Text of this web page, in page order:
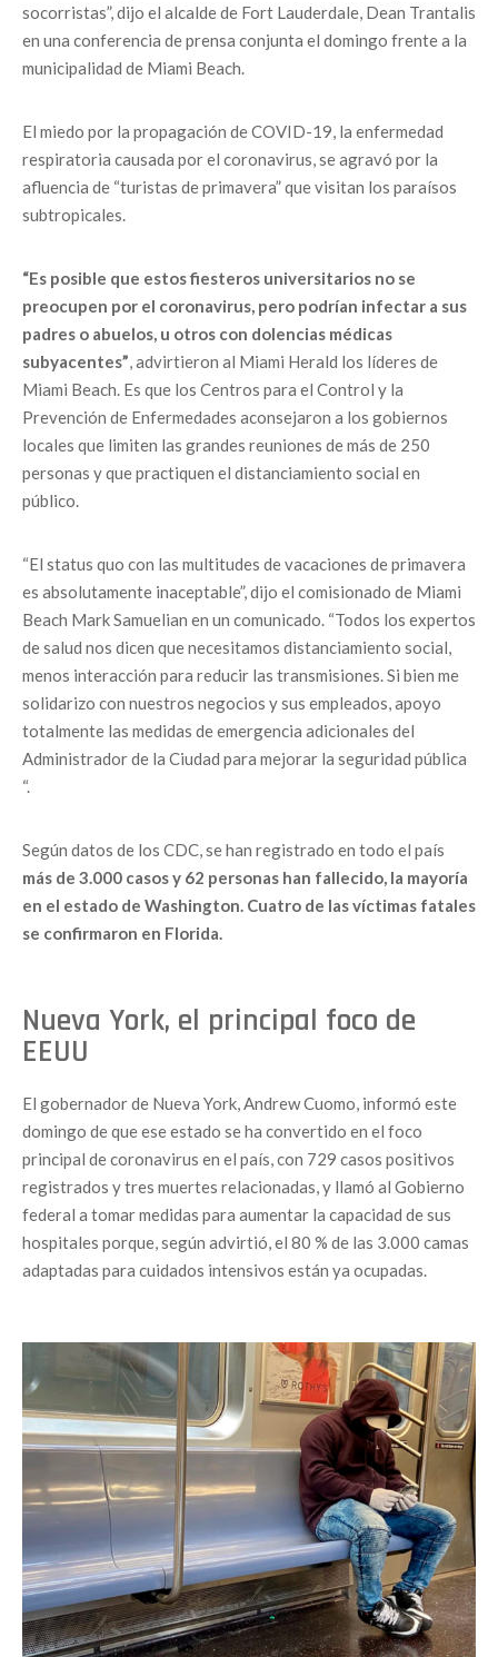
socorristas”, dijo el alcalde de Fort Lauderdale, Dean Trantalis
en una conferencia de prensa conjunta el domingo frente a la
municipalidad de Miami Beach.
El miedo por la propagación de COVID-19, la enfermedad
respiratoria causada por el coronavirus, se agravó por la
afluencia de “turistas de primavera” que visitan los paraísos
subtropicales.
“Es posible que estos fiesteros universitarios no se
preocupen por el coronavirus, pero podrían infectar a sus
padres o abuelos, u otros con dolencias médicas
subyacentes”, advirtieron al Miami Herald los líderes de
Miami Beach. Es que los Centros para el Control y la
Prevención de Enfermedades aconsejaron a los gobiernos
locales que limiten las grandes reuniones de más de 250
personas y que practiquen el distanciamiento social en
público.
“El status quo con las multitudes de vacaciones de primavera
es absolutamente inaceptable”, dijo el comisionado de Miami
Beach Mark Samuelian en un comunicado. “Todos los expertos
de salud nos dicen que necesitamos distanciamiento social,
menos interacción para reducir las transmisiones. Si bien me
solidarizo con nuestros negocios y sus empleados, apoyo
totalmente las medidas de emergencia adicionales del
Administrador de la Ciudad para mejorar la seguridad pública
“.
Según datos de los CDC, se han registrado en todo el país
más de 3.000 casos y 62 personas han fallecido, la mayoría
en el estado de Washington. Cuatro de las víctimas fatales
se confirmaron en Florida.
Nueva York, el principal foco de
EEUU
El gobernador de Nueva York, Andrew Cuomo, informó este
domingo de que ese estado se ha convertido en el foco
principal de coronavirus en el país, con 729 casos positivos
registrados y tres muertes relacionadas, y llamó al Gobierno
federal a tomar medidas para aumentar la capacidad de sus
hospitales porque, según advirtió, el 80 % de las 3.000 camas
adaptadas para cuidados intensivos están ya ocupadas.